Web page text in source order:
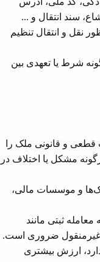
سند انتقال و ...
نقل و انتقال تنظیم
شرط یا تعهدی بین
و قانونی ملک را
مشکل یا اختلاف در
و موسسات مالی،
معامله ثبتی مانند
غیرمنقول ضروری است.
ارزش بیشتری